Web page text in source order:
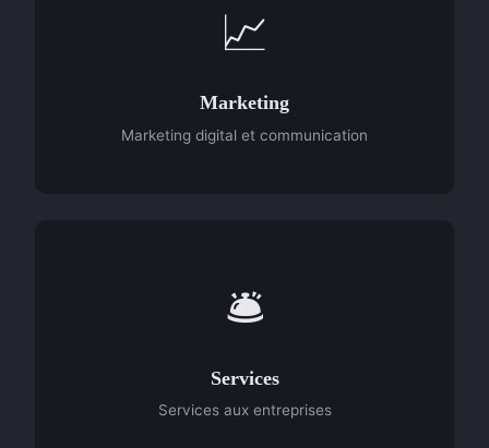
📈
Marketing
Marketing digital et communication
🛎️
Services
Services aux entreprises